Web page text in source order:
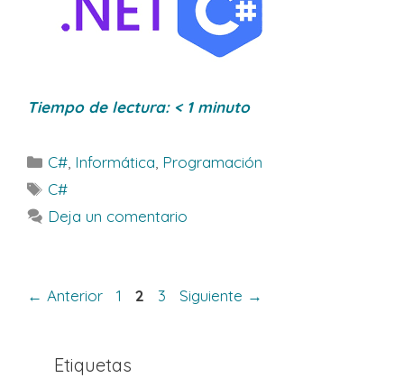
Tiempo de lectura: < 1 minuto
Categorías
C#, Informática, Programación
Etiquetas
C#
Deja un comentario
← Anterior Página
1 Página
2 Página
3 Siguiente →
Etiquetas